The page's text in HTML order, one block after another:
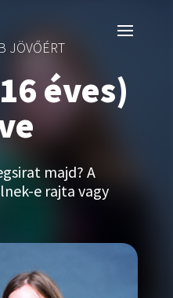
JÖVŐÉRT
éves)
majd? A
e rajta vagy